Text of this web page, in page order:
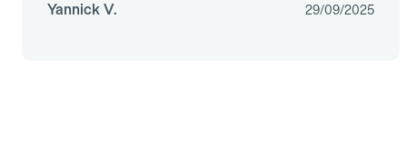
Yannick V. 29/09/2025